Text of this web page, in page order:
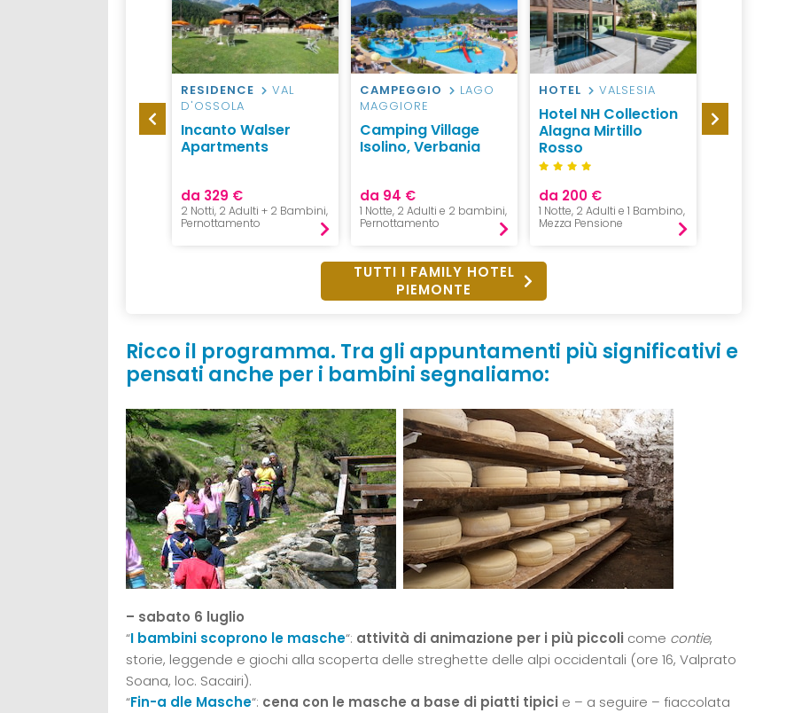
RESIDENCE
VAL
D'OSSOLA
Incanto Walser
Apartments
da 329 €
2 Notti, 2 Adulti + 2 Bambini,
Pernottamento
CAMPEGGIO
LAGO
MAGGIORE
Camping Village
Isolino, Verbania
da 94 €
1 Notte, 2 Adulti e 2 bambini,
Pernottamento
HOTEL VALSESIA
Hotel NH Collection
Alagna Mirtillo
Rosso
da 200 €
1 Notte, 2 Adulti e 1 Bambino,
Mezza Pensione
MAGGIORE
Continental
TUTTI I FAMILY HOTEL
PIEMONTE
Ricco il programma. Tra gli appuntamenti più significativi e
pensati anche per i bambinisegnaliamo:
– sabato 6 luglio
“I bambini scoprono le masche“: attività di animazione per i più piccoli come contie,
storie, leggende e giochi alla scoperta delle streghette delle alpi occidentali (ore 16, Valprato
Soana, loc. Sacairi).
“Fin-a dle Masche“: cena con le masche a base di piatti tipici e – a seguire – fiaccolata